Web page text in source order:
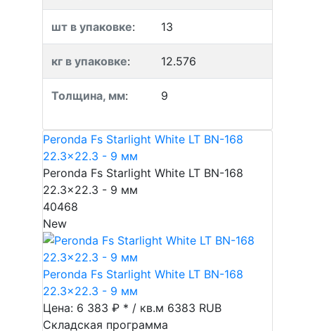
шт в упаковке: 13
кг в упаковке: 12.576
Толщина, мм: 9
Peronda Fs Starlight White LT BN-168
22.3x22.3 - 9 мм
Peronda Fs Starlight White LT BN-168
22.3x22.3 - 9 мм
40468
New
Peronda Fs Starlight White LT BN-168
22.3x22.3 - 9 мм
Цена: 6 383 ₽ * / кв.м 6383 RUB
Складская программа